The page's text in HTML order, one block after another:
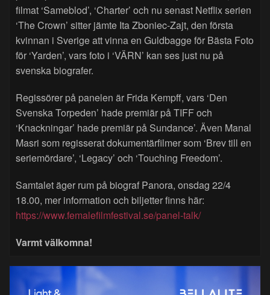
filmat ‘Sameblod’, ‘Charter’ och nu senast Netflix serien
‘The Crown’ sitter jämte Ita Zboniec-Zajt, den första
kvinnan i Sverige att vinna en Guldbagge för Bästa Foto
för ‘Yarden’, vars foto i ‘VÄRN’ kan ses just nu på
svenska biografer.
Regissörer på panelen är Frida Kempff, vars ‘Den
Svenska Torpeden’ hade premiär på TIFF och
‘Knackningar’ hade premiär på Sundance’. Även Manal
Masri som regisserat dokumentärfilmer som ‘Brev till en
seriemördare’, ‘Legacy’ och ‘Touching Freedom’.
Samtalet äger rum på biograf Panora, onsdag 22/4
18.00, mer information och biljetter finns här:
https://www.femalefilmfestival.se/panel-talk/
Varmt välkomna!